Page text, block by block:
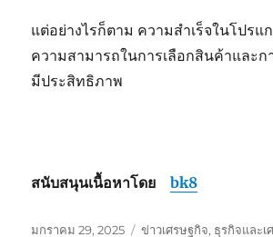
แต่อย่างไรก็ตาม ความสำเร็จในโปร
ความสามารถในการเลือกสินค้าและก
มีประสิทธิภาพ
สนับสนุนเนื้อหาโดยbk8
เขียน
มกราคม 29, 2025
หมวด
ข่าวเศรษฐกิจ, ธุรกิจและเ